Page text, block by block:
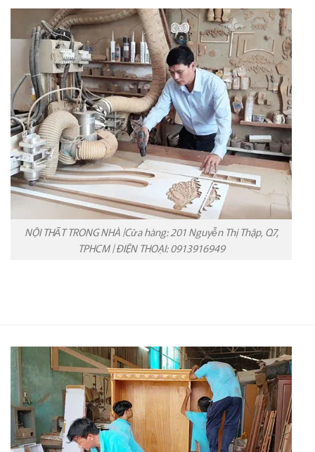
NỘI THẤT TRONG NHÀ |Cửa hàng: 201 Nguyễn Thị Thập, Q7,
TPHCM | ĐIỆN THOẠI: 0913916949